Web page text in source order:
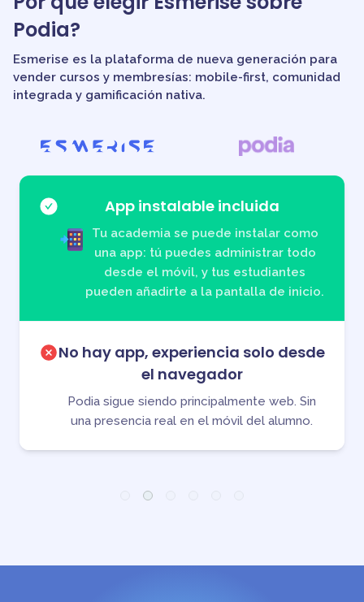
Podia?
Esmerise es la plataforma de nueva generación para
vender cursos y membresías: mobile-first, comunidad
integrada y gamificación nativa.
App instalable incluida
Tu academia se puede instalar como
una app: tú puedes administrar todo
desde el móvil, y tus estudiantes
pueden añadirte a la pantalla de inicio.
No hay app, experiencia solo desde
el navegador
Podia sigue siendo principalmente web. Sin
una presencia real en el móvil del alumno.